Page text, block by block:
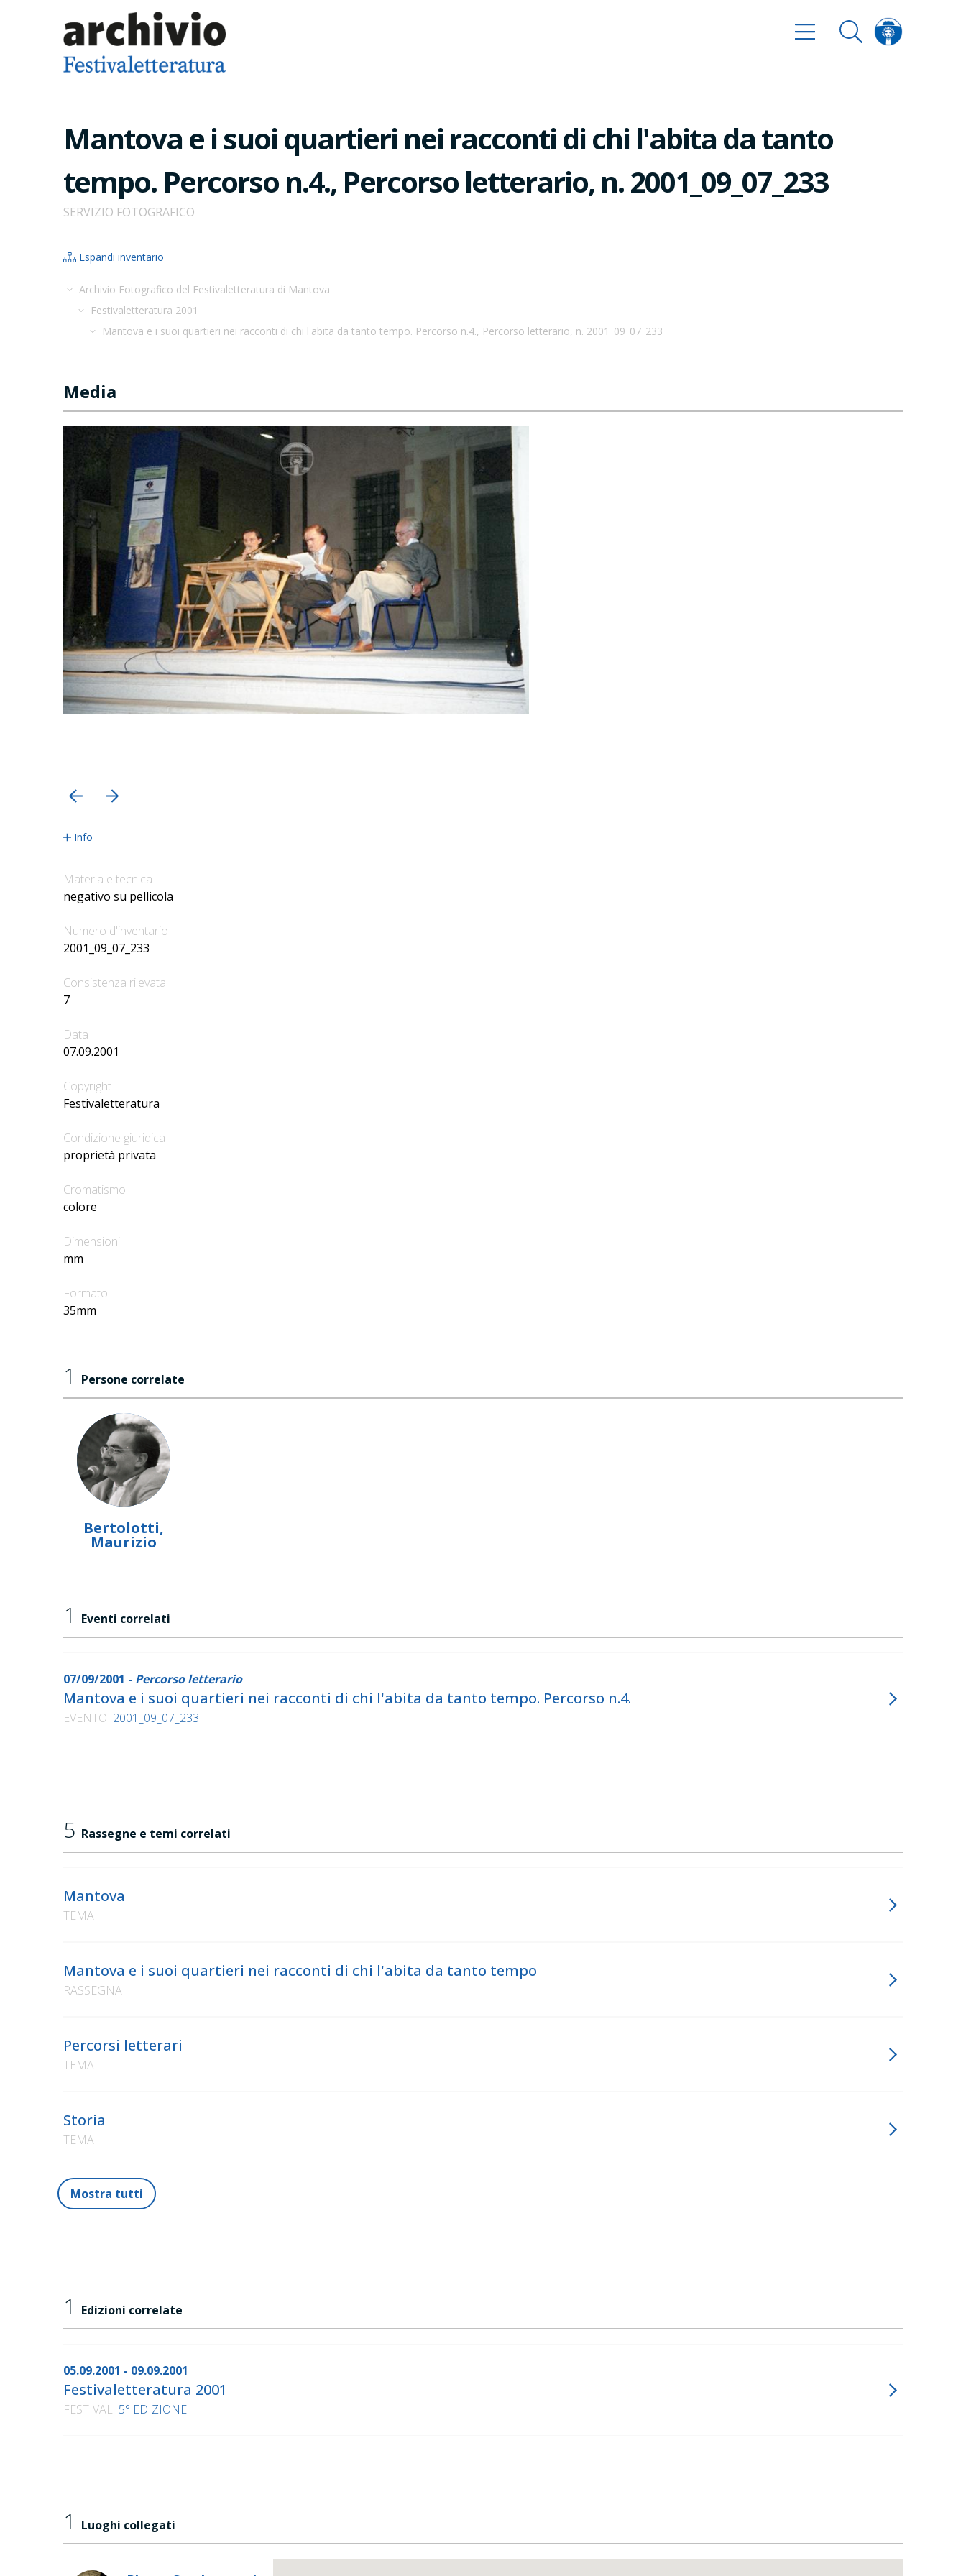
Mantova e i suoi quartieri nei racconti di chi l'abita da tanto
tempo. Percorso n.4., Percorso letterario, n. 2001_09_07_233
SERVIZIO FOTOGRAFICO
Espandi inventario
Archivio Fotografico del Festivaletteratura di Mantova
Festivaletteratura 2001
Mantova e i suoi quartieri nei racconti di chi l'abita da tanto tempo. Percorso n.4., Percorso letterario, n. 2001_09_07_233
Media
Info
Materia e tecnica
negativo su pellicola
Numero d'inventario
2001_09_07_233
Consistenza rilevata
7
Data
07.09.2001
Copyright
Festivaletteratura
Condizione giuridica
proprietà privata
Cromatismo
colore
Dimensioni
mm
Formato
35mm
1 Persone correlate
Bertolotti,
Maurizio
1 Eventi correlati
07/09/2001 - Percorso letterario
Mantova e i suoi quartieri nei racconti di chi l'abita da tanto tempo. Percorso n.4.
EVENTO 2001_09_07_233
5 Rassegne e temi correlati
Mantova
TEMA
Mantova e i suoi quartieri nei racconti di chi l'abita da tanto tempo
RASSEGNA
Percorsi letterari
TEMA
Storia
TEMA
Mostra tutti
1 Edizioni correlate
05.09.2001 - 09.09.2001
Festivaletteratura 2001
FESTIVAL 5° EDIZIONE
1 Luoghi collegati